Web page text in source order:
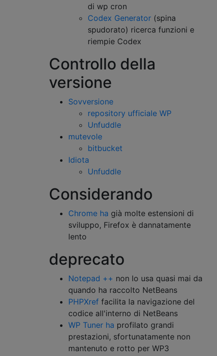
di wp cron
Codex Generator (spina
spudorato) ricerca funzioni e
riempie Codex
Controllo della
versione
Sovversione
repository ufficiale WP
Unfuddle
mutevole
bitbucket
Idiota
Unfuddle
Considerando
Chrome ha già molte estensioni di
sviluppo, Firefox è dannatamente
lento
deprecato
Notepad ++ non lo usa quasi mai da
quando ha raccolto NetBeans
PHPXref facilita la navigazione del
codice all'interno di NetBeans
WP Tuner ha profilato grandi
prestazioni, sfortunatamente non
mantenuto e rotto per WP3